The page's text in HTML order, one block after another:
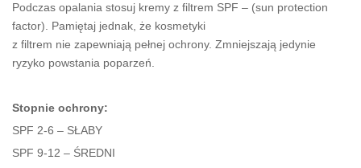
Podczas opalania stosuj kremy z filtrem SPF – (sun protection
factor). Pamiętaj jednak, że kosmetyki
z filtrem nie zapewniają pełnej ochrony. Zmniejszają jedynie
ryzyko powstania poparzeń.
Stopnie ochrony:
SPF 2-6 – SŁABY
SPF 9-12 – ŚREDNI